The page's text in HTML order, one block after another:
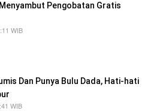
Pengobatan Gratis
WIB
Dan Punya Bulu Dada, Hati-hati
WIB